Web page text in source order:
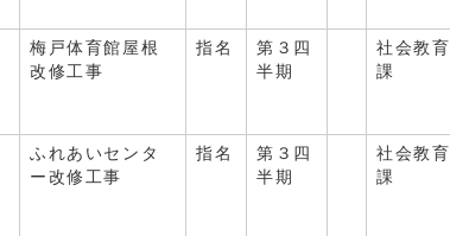
梅戸体育館屋根
改修工事
指名
第３四
半期
社会教育
課
ふれあいセンタ
ー改修工事
指名
第３四
半期
社会教育
課